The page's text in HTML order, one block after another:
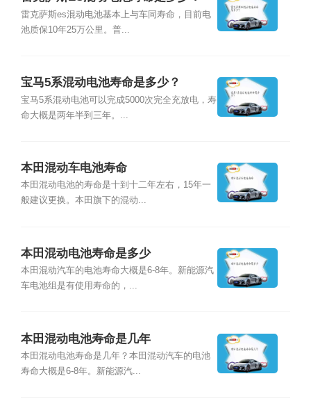
雷克萨斯es混动电池基本上与车同寿命，目前电
池质保10年25万公里。普...
宝马5系混动电池寿命是多少？
宝马5系混动电池可以完成5000次完全充放电，寿
命大概是两年半到三年。...
本田混动车电池寿命
本田混动电池的寿命是十到十二年左右，15年一
般建议更换。本田旗下的混动...
本田混动电池寿命是多少
本田混动汽车的电池寿命大概是6-8年。新能源汽
车电池组是有使用寿命的，...
本田混动电池寿命是几年
本田混动电池寿命是几年？本田混动汽车的电池
寿命大概是6-8年。新能源汽...